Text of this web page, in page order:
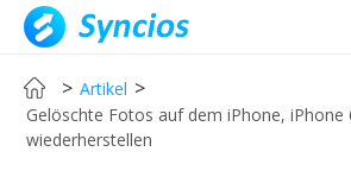
> Artikel >
Gelöschte Fotos auf dem iPhone, iPhone
wiederherstellen